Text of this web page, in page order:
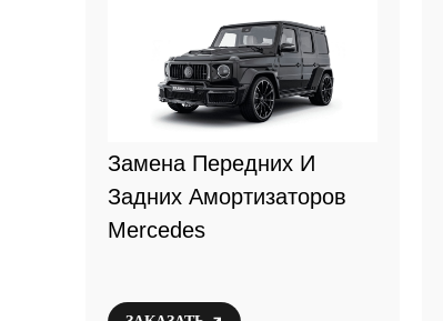
Замена Передних И
Задних Амортизаторов
Mercedes